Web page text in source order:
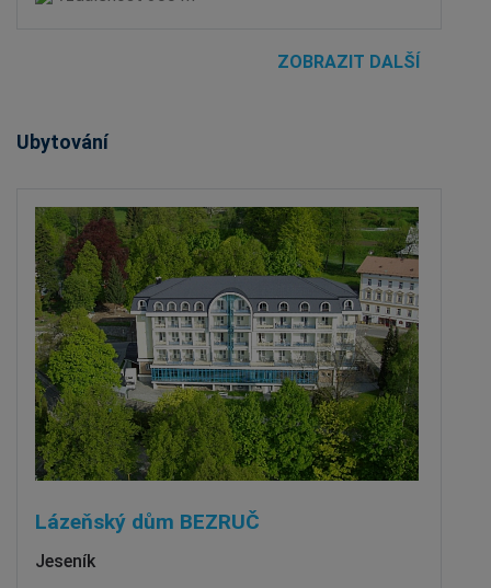
ZOBRAZIT DALŠÍ
Ubytování
Lázeňský dům BEZRUČ
Jeseník